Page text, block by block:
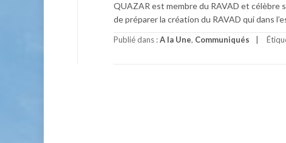
QUAZAR est membre du RAVAD et célèbre
de préparer la création du RAVAD qui dans
Publié dans :A la Une, Communiqués